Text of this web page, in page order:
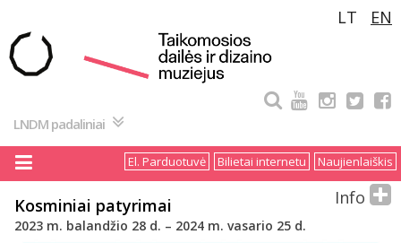
turinio
LT EN
LNDM padaliniai
Naujienlaiškis
Bilietai internetu
El. Parduotuvė
Kosminiai patyrimai
2023 m. balandžio 28 d. – 2024 m. vasario 25 d.
Info